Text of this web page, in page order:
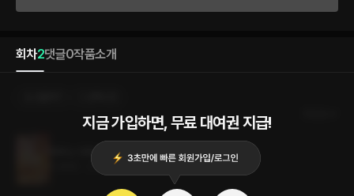
한 시선이었다.
회차2댓글0작품소개
지금 가입하면, 무료 대여권 지급!
후회는 언제나 늦다 2권 (완결)
2023.06.05